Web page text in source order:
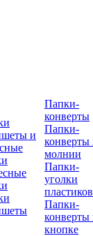
и
Папки-
конверты
Папки-
конверты
молнии
Папки-
уголки
Папки-
конверты
кнопке